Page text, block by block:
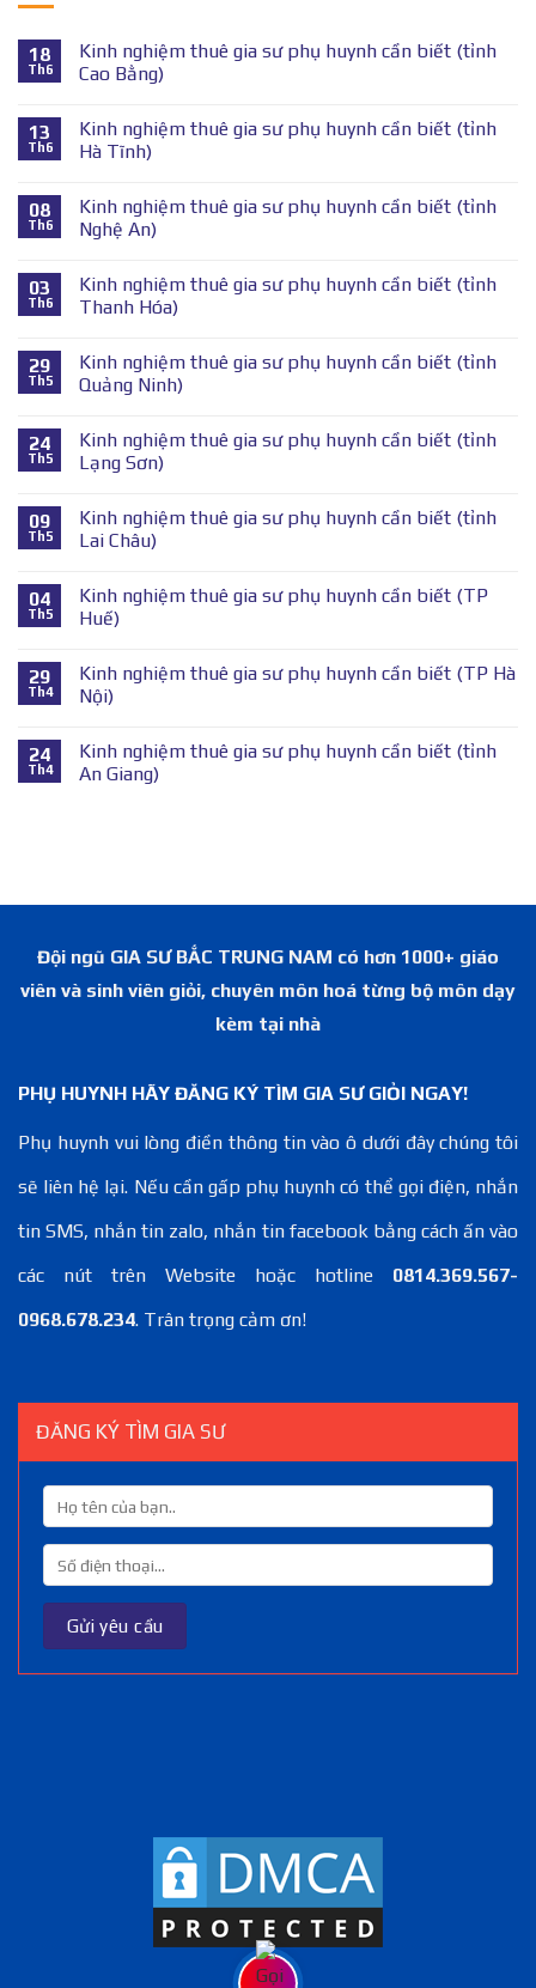
18
Th6
Kinh nghiệm thuê gia sư phụ huynh cần biết (tỉnh
Cao Bằng)
13
Th6
Kinh nghiệm thuê gia sư phụ huynh cần biết (tỉnh
Hà Tĩnh)
08
Th6
Kinh nghiệm thuê gia sư phụ huynh cần biết (tỉnh
Nghệ An)
03
Th6
Kinh nghiệm thuê gia sư phụ huynh cần biết (tỉnh
Thanh Hóa)
29
Th5
Kinh nghiệm thuê gia sư phụ huynh cần biết (tỉnh
Quảng Ninh)
24
Th5
Kinh nghiệm thuê gia sư phụ huynh cần biết (tỉnh
Lạng Sơn)
09
Th5
Kinh nghiệm thuê gia sư phụ huynh cần biết (tỉnh
Lai Châu)
04
Th5
Kinh nghiệm thuê gia sư phụ huynh cần biết (TP
Huế)
29
Th4
Kinh nghiệm thuê gia sư phụ huynh cần biết (TP Hà
Nội)
24
Th4
Kinh nghiệm thuê gia sư phụ huynh cần biết (tỉnh
An Giang)
Đội ngũ GIA SƯ BẮC TRUNG NAM có hơn 1000+ giáo
viên và sinh viên giỏi, chuyên môn hoá từng bộ môn dạy
kèm tại nhà
PHỤ HUYNH HÃY ĐĂNG KÝ TÌM GIA SƯ GIỎI NGAY!
Phụ huynh vui lòng điền thông tin vào ô dưới đây chúng tôi
sẽ liên hệ lại. Nếu cần gấp phụ huynh có thể gọi điện, nhắn
tin SMS, nhắn tin zalo, nhắn tin facebook bằng cách ấn vào
các nút trên Website hoặc hotline 0814.369.567-
0968.678.234. Trân trọng cảm ơn!
ĐĂNG KÝ TÌM GIA SƯ